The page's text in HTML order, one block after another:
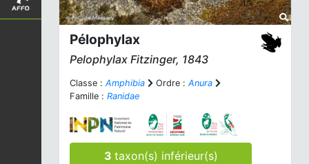
Pélophylax
Pelophylax Fitzinger, 1843
Classe : Amphibia Ordre : Anura
Famille : Ranidae
3 taxon(s) inférieur(s)